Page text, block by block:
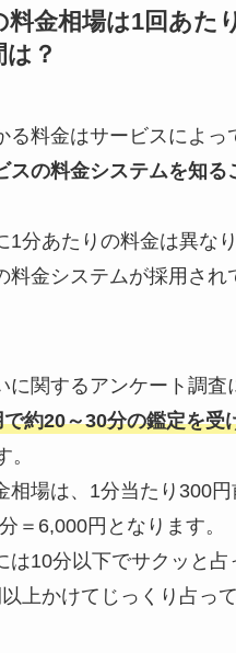
料金相場は1回あた
は？
る料金はサービスによっ
スの料金システムを知る
1分あたりの料金は異なり
料金システムが採用され
に関するアンケート調査
約20～30分の鑑定を受
。
相場は、1分当たり300
＝6,000円となります。
は10分以下でサクッと占
上かけてじっくり占っ